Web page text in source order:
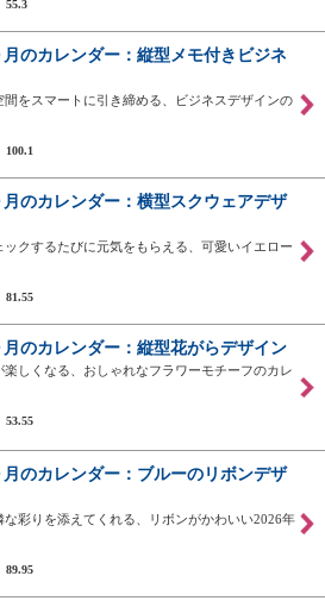
55.3
月のカレンダー：縦型メモ付きビジネ
間をスマートに引き締める、ビジネスデザインの
100.1
月のカレンダー：横型スクウェアデザ
ックするたびに元気をもらえる、可愛いイエロー
81.55
月のカレンダー：縦型花がらデザイン
楽しくなる、おしゃれなフラワーモチーフのカレ
53.55
月のカレンダー：ブルーのリボンデザ
な彩りを添えてくれる、リボンがかわいい2026年
89.95